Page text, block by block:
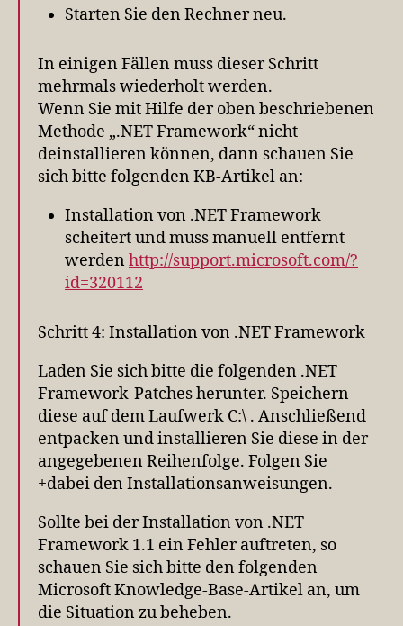
Starten Sie den Rechner neu.
In einigen Fällen muss dieser Schritt
mehrmals wiederholt werden.
Wenn Sie mit Hilfe der oben beschriebenen
Methode „.NET Framework“ nicht
deinstallieren können, dann schauen Sie
sich bitte folgenden KB-Artikel an:
Installation von .NET Framework
scheitert und muss manuell entfernt
werden http://support.microsoft.com/?
id=320112
Schritt 4: Installation von .NET Framework
Laden Sie sich bitte die folgenden .NET
Framework-Patches herunter. Speichern
diese auf dem Laufwerk C:\ . Anschließend
entpacken und installieren Sie diese in der
angegebenen Reihenfolge. Folgen Sie
+dabei den Installationsanweisungen.
Sollte bei der Installation von .NET
Framework 1.1 ein Fehler auftreten, so
schauen Sie sich bitte den folgenden
Microsoft Knowledge-Base-Artikel an, um
die Situation zu beheben.